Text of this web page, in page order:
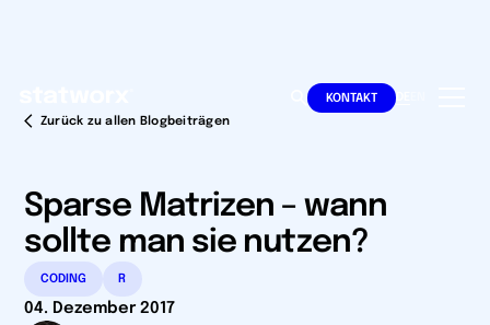
KONTAKT DE
Zurück zu allen Blogbeiträgen
Sparse Matrizen – wann
sollte man sie nutzen?
CODING R
04. Dezember 2017